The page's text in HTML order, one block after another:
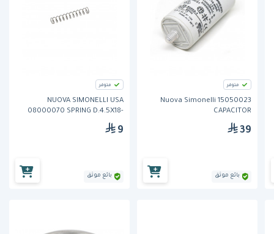
متوفر
Nuova Simonelli 15050023
CAPACITOR
39
بائع موثق
متوفر
NUOVA SIMONELLI USA
08000070 SPRING D.4.5X18-
GRINTA
9
بائع موثق